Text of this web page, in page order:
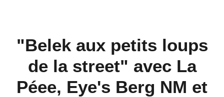
"Belek aux petits loups
de la street" avec La
Péee, Eye's Berg NM et